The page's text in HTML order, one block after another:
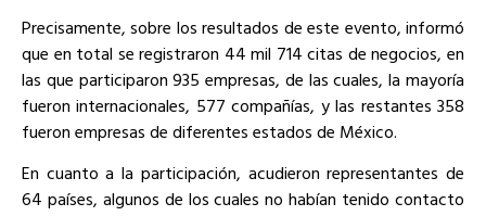
Precisamente, sobre los resultados de este evento, informó
que en total se registraron 44 mil 714 citas de negocios, en
las que participaron 935 empresas, de las cuales, la mayoría
fueron internacionales, 577 compañías, y las restantes 358
fueron empresas de diferentes estados de México.
En cuanto a la participación, acudieron representantes de
64 países, algunos de los cuales no habían tenido contacto